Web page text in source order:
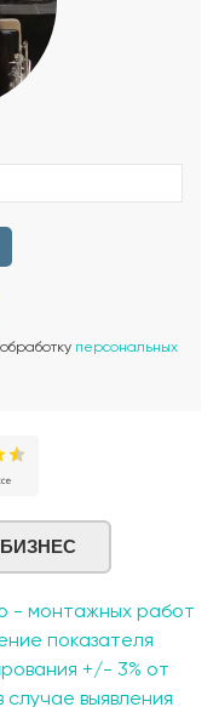
проекта
городе
рассчитывать на
сезона 2021.
персональных
- монтажных работ
показателя
+/- 3% от
выявления